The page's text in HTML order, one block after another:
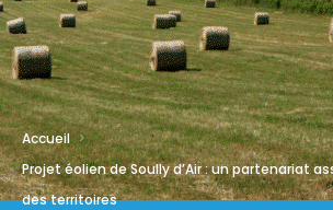
Accueil
Projet éolien de Soully d’Air : un partenariat
des territoires